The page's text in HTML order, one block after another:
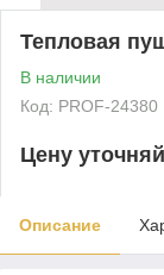
Тепловая
В наличии
Код: PROF-24380
Цену
Описание